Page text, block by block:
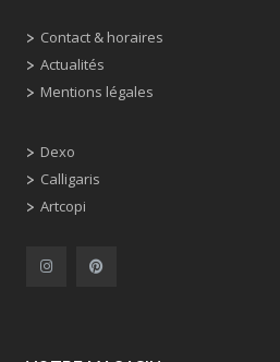
Contact & horaires
Actualités
Mentions légales
Dexo
Calligaris
Artcopi